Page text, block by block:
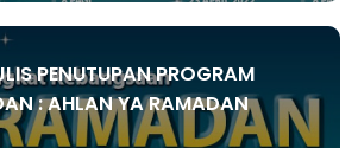
PENUTUPAN PROGRAM
: AHLAN YA RAMADAN